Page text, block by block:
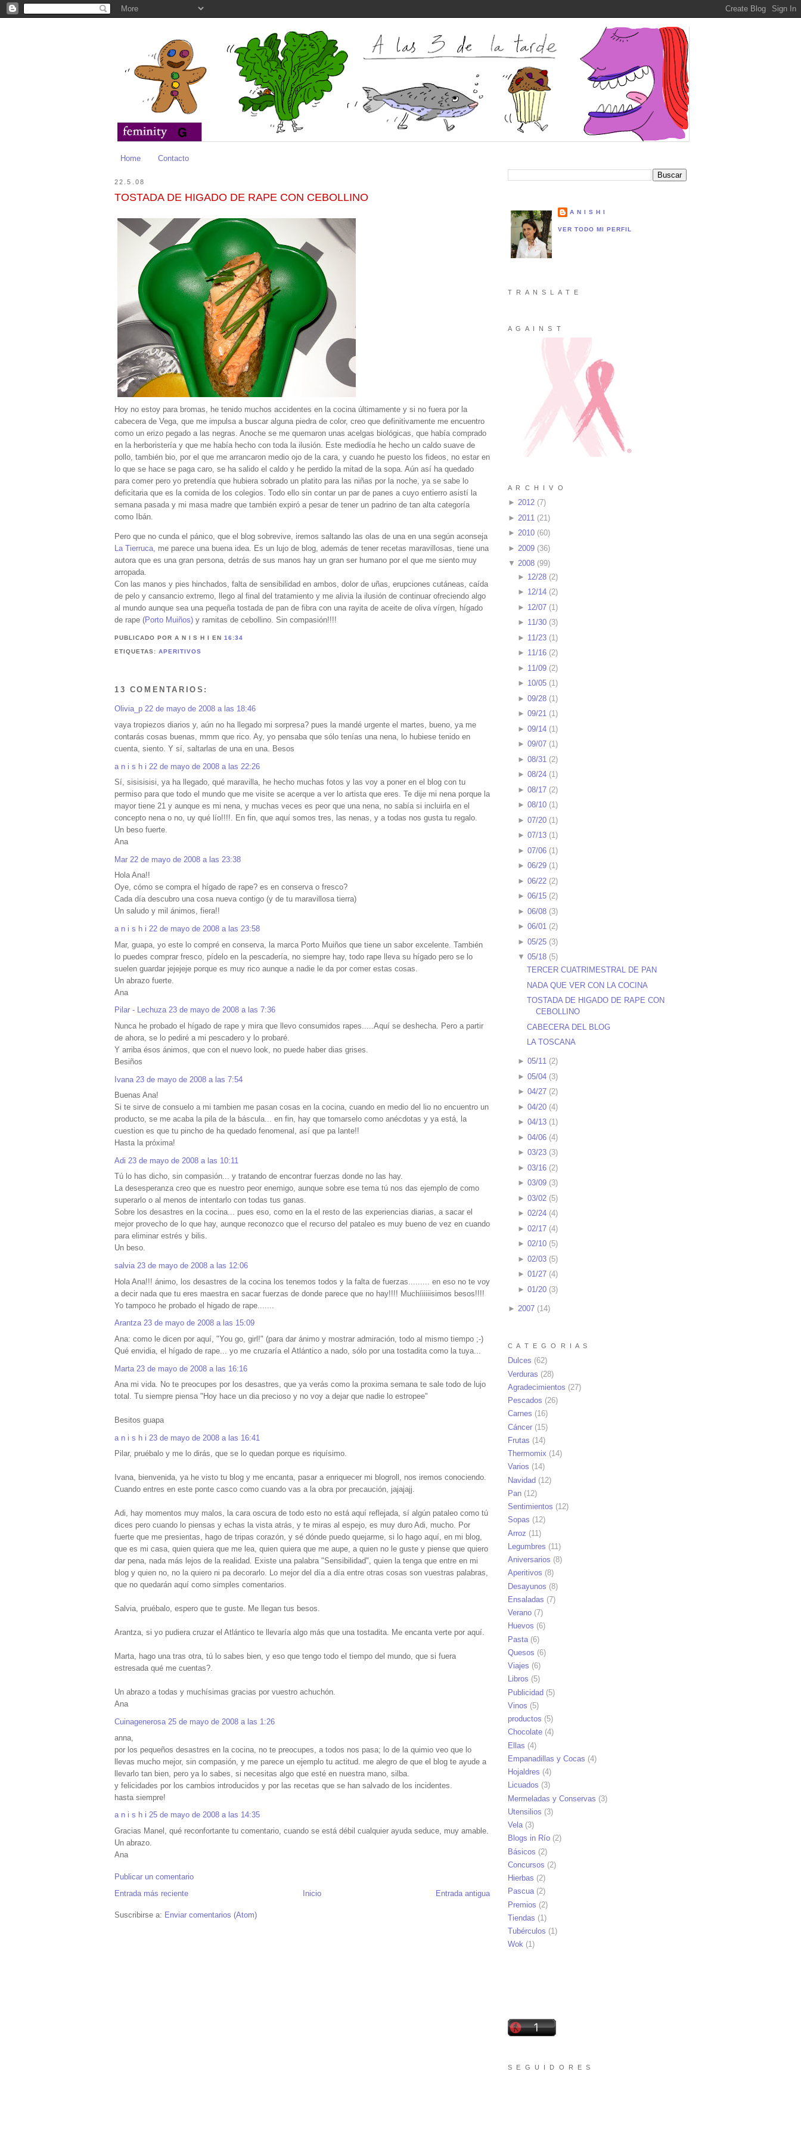
Home Contacto
22.5.08
TOSTADA DE HIGADO DE RAPE CON CEBOLLINO
Hoy no estoy para bromas, he tenido muchos accidentes en la cocina últimamente y si no fuera por la
cabecera de Vega, que me impulsa a buscar alguna piedra de color, creo que definitivamente me encuentro
como un erizo pegado a las negras. Anoche se me quemaron unas acelgas biológicas, que había comprado
en la herboristería y que me había hecho con toda la ilusión. Este mediodía he hecho un caldo suave de
pollo, también bio, por el que me arrancaron medio ojo de la cara, y cuando he puesto los fideos, no estar en
lo que se hace se paga caro, se ha salido el caldo y he perdido la mitad de la sopa. Aún así ha quedado
para comer pero yo pretendía que hubiera sobrado un platito para las niñas por la noche, ya se sabe lo
deficitaria que es la comida de los colegios. Todo ello sin contar un par de panes a cuyo entierro asistí la
semana pasada y mi masa madre que también expiró a pesar de tener un padrino de tan alta categoría
como Ibán.
Pero que no cunda el pánico, que el blog sobrevive, iremos saltando las olas de una en una según aconseja
La Tierruca , me parece una buena idea. Es un lujo de blog, además de tener recetas maravillosas, tiene una
autora que es una gran persona, detrás de sus manos hay un gran ser humano por el que me siento muy
arropada.
Con las manos y pies hinchados, falta de sensibilidad en ambos, dolor de uñas, erupciones cutáneas, caída
de pelo y cansancio extremo, llego al final del tratamiento y me alivia la ilusión de continuar ofreciendo algo
al mundo aunque sea una pequeña tostada de pan de fibra con una rayita de aceite de oliva vírgen, hígado
de rape (Porto Muiños) y ramitas de cebollino. Sin compasión!!!!
PUBLICADO POR A N I S H IEN16:34
ETIQUETAS: APERITIVOS
13 COMENTARIOS:
Olivia_p 22 de mayo de 2008 a las 18:46
vaya tropiezos diarios y, aún no ha llegado mi sorpresa? pues la mandé urgente el martes, bueno, ya me
contarás cosas buenas, mmm que rico. Ay, yo pensaba que sólo tenías una nena, lo hubiese tenido en
cuenta, siento. Y sí, saltarlas de una en una. Besos
a n i s h i 22 de mayo de 2008 a las 22:26
Sí, sisisisisi, ya ha llegado, qué maravilla, he hecho muchas fotos y las voy a poner en el blog con tu
permiso para que todo el mundo que me visite se acerque a ver lo artista que eres. Te dije mi nena porque la
mayor tiene 21 y aunque es mi nena, y muchas veces es peor que una nena, no sabía si incluirla en el
concepto nena o no, uy qué lío!!!!. En fin, que aquí somos tres, las nenas, y a todas nos gusta tu regalo.
Un beso fuerte.
Ana
Mar 22 de mayo de 2008 a las 23:38
Hola Ana!!
Oye, cómo se compra el hígado de rape? es en conserva o fresco?
Cada día descubro una cosa nueva contigo (y de tu maravillosa tierra)
Un saludo y mil ánimos, fiera!!
a n i s h i 22 de mayo de 2008 a las 23:58
Mar, guapa, yo este lo compré en conserva, la marca Porto Muiños que tiene un sabor excelente. También
lo puedes comprar fresco, pídelo en la pescadería, no siempre hay, todo rape lleva su hígado pero se lo
suelen guardar jejejeje porque es muy rico aunque a nadie le da por comer estas cosas.
Un abrazo fuerte.
Ana
Pilar - Lechuza 23 de mayo de 2008 a las 7:36
Nunca he probado el hígado de rape y mira que llevo consumidos rapes.....Aquí se deshecha. Pero a partir
de ahora, se lo pediré a mi pescadero y lo probaré.
Y arriba ésos ánimos, que con el nuevo look, no puede haber dias grises.
Besiños
Ivana 23 de mayo de 2008 a las 7:54
Buenas Ana!
Si te sirve de consuelo a mi tambien me pasan cosas en la cocina, cuando en medio del lio no encuentro un
producto, se me acaba la pila de la báscula... en fin, hay que tomarselo como anécdotas y ya está, la
cuestion es que tu pincho de ha quedado fenomenal, así que pa lante!!
Hasta la próxima!
Adi 23 de mayo de 2008 a las 10:11
Tú lo has dicho, sin compasión... y tratando de encontrar fuerzas donde no las hay.
La desesperanza creo que es nuestro peor enemigo, aunque sobre ese tema tú nos das ejemplo de como
superarlo o al menos de intentarlo con todas tus ganas.
Sobre los desastres en la cocina... pues eso, como en la el resto de las experiencias diarias, a sacar el
mejor provecho de lo que hay, aunque reconozco que el recurso del pataleo es muy bueno de vez en cuando
para eliminar estrés y bilis.
Un beso.
salvia 23 de mayo de 2008 a las 12:06
Hola Ana!!! ánimo, los desastres de la cocina los tenemos todos y la falta de fuerzas......... en eso no te voy
a decir nada que tu eres maestra en sacar fuerzas de donde parece que no hay!!!! Muchíiiiiisimos besos!!!!
Yo tampoco he probado el higado de rape.......
Arantza 23 de mayo de 2008 a las 15:09
Ana: como le dicen por aquí, "You go, girl!" (para dar ánimo y mostrar admiración, todo al mismo tiempo ;-)
Qué envidia, el hígado de rape... yo me cruzaría el Atlántico a nado, sólo por una tostadita como la tuya...
Marta 23 de mayo de 2008 a las 16:16
Ana mi vida. No te preocupes por los desastres, que ya verás como la proxima semana te sale todo de lujo
total. Tu siempre piensa "Hoy hace un dia precioso y no voy a dejar que nadie lo estropee"
Besitos guapa
a n i s h i 23 de mayo de 2008 a las 16:41
Pilar, pruébalo y me lo dirás, que se lo quedan porque es riquísimo.
Ivana, bienvenida, ya he visto tu blog y me encanta, pasar a enriquecer mi blogroll, nos iremos conociendo.
Cuando entres en este ponte casco como cuando vas a la obra por precaución, jajajajj.
Adi, hay momentos muy malos, la cara oscura de todo esto no está aquí reflejada, sí algún pataleo como tú
dices pero cuando lo piensas y echas la vista atrás, y te miras al espejo, es muy duro Adi, mucho. Por
fuerte que me presientas, hago de tripas corazón, y sé dónde puedo quejarme, si lo hago aquí, en mi blog,
que es mi casa, quien quiera que me lea, quien quiera que me aupe, a quien no le guste y piense que quiero
dar pena, nada más lejos de la realidad. Existe una palabra "Sensibilidad", quien la tenga que entre en mi
blog y quien no, no la quiero ni pa decorarlo. Lo mejor del día a día entre otras cosas son vuestras palabras,
que no quedarán aquí como simples comentarios.
Salvia, pruébalo, espero que te guste. Me llegan tus besos.
Arantza, si yo pudiera cruzar el Atlántico te llevaría algo más que una tostadita. Me encanta verte por aquí.
Marta, hago una tras otra, tú lo sabes bien, y eso que tengo todo el tiempo del mundo, que si fuera
estresada qué me cuentas?.
Un abrazo a todas y muchísimas gracias por vuestro achuchón.
Ana
Cuinagenerosa 25 de mayo de 2008 a las 1:26
anna,
por los pequeños desastres en la cocina, no te preocupes, a todos nos pasa; lo de la quimio veo que lo
llevas mucho mejor, sin compasión, y me parece un ejemplo tu actitud. me alegro de que el blog te ayude a
llevarlo tan bien, pero ya lo sabes, si necesitas algo que esté en nuestra mano, silba.
y felicidades por los cambios introducidos y por las recetas que se han salvado de los incidentes.
hasta siempre!
a n i s h i 25 de mayo de 2008 a las 14:35
Gracias Manel, qué reconfortante tu comentario, cuando se está débil cualquier ayuda seduce, muy amable.
Un abrazo.
Ana
Publicar un comentario
Entrada más reciente
Entrada antigua
Inicio
Suscribirse a: Enviar comentarios (Atom)
A N I S H I
VER TODO MI PERFIL
T R A N S L A T E
A G A I N S T
A R C H I V O
► 2012 (7)
► 2011 (21 )
► 2010 (60)
► 2009 (36)
▼ 2008 (99)
► 12/28(2)
► 12/14(2)
► 12/07(1)
► 11/30(3)
► 11/23(1)
► 11/16(2)
► 11/09(2)
► 10/05(1)
► 09/28(1)
► 09/21(1)
► 09/14(1)
► 09/07(1)
► 08/31 (2)
► 08/24(1)
► 08/17(2)
► 08/10(1)
► 07/20(1)
► 07/13(1)
► 07/06(1)
► 06/29(1)
► 06/22(2)
► 06/15(2)
► 06/08(3)
► 06/01(2)
► 05/25(3)
▼ 05/18(5)
TERCER CUATRIMESTRAL DE PAN
NADA QUE VER CON LA COCINA
TOSTADA DE HIGADO DE RAPE CON
CEBOLLINO
CABECERA DEL BLOG
LA TOSCANA
► 05/11(2)
► 05/04(3)
► 04/27(2)
► 04/20(4)
► 04/13(1)
► 04/06(4)
► 03/23(3)
► 03/16(2)
► 03/09(3)
► 03/02(5)
► 02/24(4)
► 02/17(4)
► 02/10(5)
► 02/03(5)
► 01/27(4)
► 01/20(3)
► 2007 (14)
C A T E G O R I A S
Dulces (62)
Verduras (28)
Agradecimientos (27)
Pescados (26)
Carnes (16)
Cáncer (15)
Frutas (14)
Thermomix (14)
Varios (14)
Navidad (12)
Pan (12)
Sentimientos (12)
Sopas (12)
Arroz (11)
Legumbres (11)
Aniversarios (8)
Aperitivos (8)
Desayunos (8)
Ensaladas (7)
Verano (7)
Huevos (6)
Pasta (6)
Quesos (6)
Viajes (6)
Libros (5)
Publicidad (5)
Vinos (5)
productos (5)
Chocolate (4)
Ellas (4)
Empanadillas y Cocas (4)
Hojaldres (4)
Licuados (3)
Mermeladas y Conservas (3)
Utensilios (3)
Vela(3)
Blogs in Río (2)
Básicos (2)
Concursos (2)
Hierbas (2)
Pascua(2)
Premios (2)
Tiendas (1)
Tubérculos (1)
Wok (1)
S E G U I D O R E S